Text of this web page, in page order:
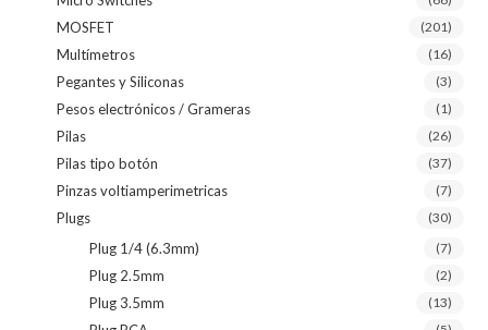
MOSFET (201)
Multímetros (16)
Pegantes y Siliconas (3)
Pesos electrónicos / Grameras (1)
Pilas (26)
Pilas tipo botón (37)
Pinzas voltiamperimetricas (7)
Plugs (30)
Plug 1/4 (6.3mm) (7)
Plug 2.5mm (2)
Plug 3.5mm (13)